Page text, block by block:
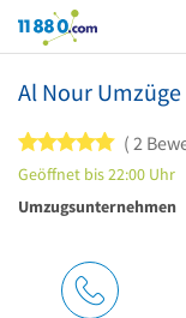
11880.com
Al Nour Umzüge
5 von
2
Geöffnet bis 22:00 Uhr
Umzugsunternehmen